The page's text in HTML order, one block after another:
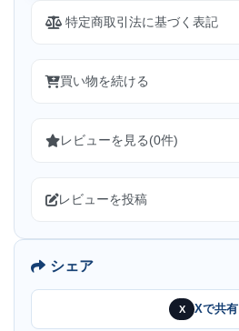
特定商取引法に基づく表記
買い物を続ける
レビューを見る(0件)
レビューを投稿
シェア
X Xで共有